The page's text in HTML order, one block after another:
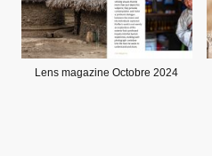
Lens magazine Octobre 2024